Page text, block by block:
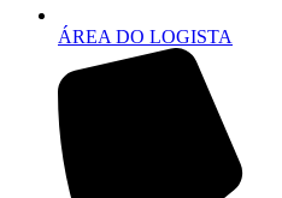
ÁREA DO LOGISTA